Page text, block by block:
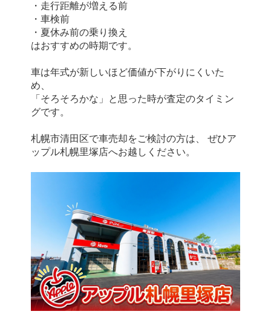
・走行距離が増える前
・車検前
・夏休み前の乗り換え
はおすすめの時期です。
車は年式が新しいほど価値が下がりにくいた
め、
「そろそろかな」と思った時が査定のタイミン
グです。
札幌市清田区で車売却をご検討の方は、 ぜひア
ップル札幌里塚店へお越しください。